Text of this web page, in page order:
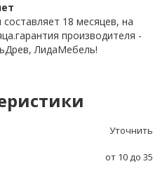
18 месяцев, на
производителя -
ЛидаМебель!
Уточнить
от 10 до 35